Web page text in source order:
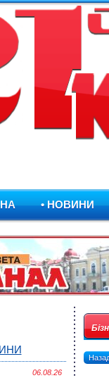
• НОВИНИ
06.08.26